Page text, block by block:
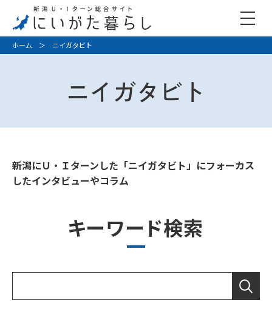
ホーム ＞ ニイガタビト
ニイガタビト
新潟にＵ・Ｉターンした「ニイガタビト」にフォーカス
したインタビューやコラム
キーワード検索